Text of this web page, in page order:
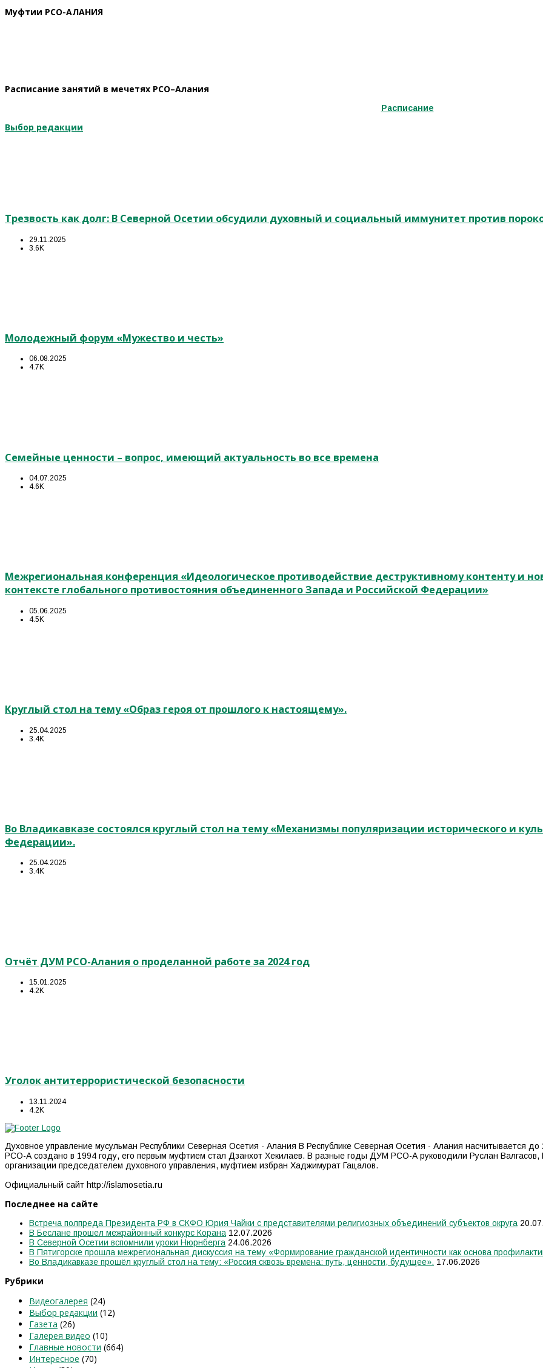
Муфтии РСО-АЛАНИЯ
Расписание занятий в мечетях РСО–Алания
Расписание
Выбор редакции
Трезвость как долг: В Северной Осетии обсудили духовный и социальный иммунитет против
29.11.2025
3.6K
Молодежный форум «Мужество и честь»
06.08.2025
4.7K
Семейные ценности – вопрос, имеющий актуальность во все времена
04.07.2025
4.6K
Межрегиональная конференция «Идеологическое противодействие деструктивному контенту и
контексте глобального противостояния объединенного Запада и Российской Федерации»
05.06.2025
4.5K
Круглый стол на тему «Образ героя от прошлого к настоящему».
25.04.2025
3.4K
Во Владикавказе состоялся круглый стол на тему «Механизмы популяризации исторического и
Федерации».
25.04.2025
3.4K
Отчёт ДУМ РСО-Алания о проделанной работе за 2024 год
15.01.2025
4.2K
Уголок антитеррористической безопасности
13.11.2024
4.2K
Духовное управление мусульман Республики Северная Осетия - Алания В Республике Северная Осетия - Алания насчитывается
РСО-А создано в 1994 году, его первым муфтием стал Дзанхот Хекилаев. В разные годы ДУМ РСО-А руководили Руслан
организации председателем духовного управления, муфтием избран Хаджимурат Гацалов.
Официальный сайт http://islamosetia.ru
Последнее на сайте
Встреча полпреда Президента РФ в СКФО Юрия Чайки с представителями религиозных объединений субъектов округа
В Беслане прошел межрайонный конкурс Корана 12.07.2026
В Северной Осетии вспомнили уроки Нюрнберга 24.06.2026
В Пятигорске прошла межрегиональная дискуссия на тему «Формирование гражданской идентичности как основа
Во Владикавказе прошёл круглый стол на тему: «Россия сквозь времена: путь, ценности, будущее». 17.06.2026
Рубрики
Видеогалерея (24)
Выбор редакции (12)
Газета (26)
Галерея видео (10)
Главные новости (664)
Интересное (70)